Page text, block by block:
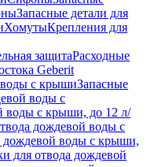
Запасные детали для
ХомутыКрепления для
защитаРасходные
Geberit
воды с крышиЗапасные
воды с
воды с крыши, до 12 л/
дождевой воды с
дождевой воды с крыши,
для отвода дождевой